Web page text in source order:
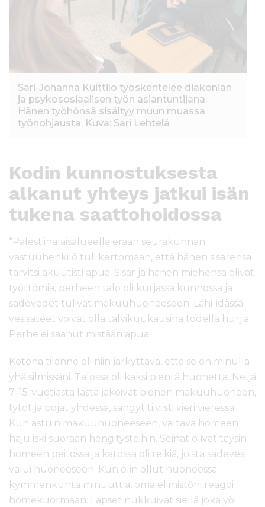
Sari-Johanna Kuittilo työskentelee diakonian
ja psykososiaalisen työn asiantuntijana.
Hänen työhönsä sisältyy muun muassa
työnohjausta. Kuva: Sari Lehtelä
Kodin kunnostuksesta
alkanut yhteys jatkui isän
tukena saattohoidossa
“Palestiinalaisalueella erään seurakunnan
vastuuhenkilö tuli kertomaan, että hänen sisarensa
tarvitsi akuutisti apua. Sisar ja hänen miehensä olivat
työttömiä, perheen talo oli kurjassa kunnossa ja
sadevedet tulivat makuuhuoneeseen. Lähi-idässä
vesisateet voivat olla talvikuukausina todella hurjia.
Perhe ei saanut mistään apua.
Kotona tilanne oli niin järkyttävä, että se on minulla
yhä silmissäni. Talossa oli kaksi pientä huonetta. Neljä
7–15-vuotiasta lasta jakoivat pienen makuuhuoneen,
tytöt ja pojat yhdessä, sängyt tiiviisti vieri vieressä.
Kun astuin makuuhuoneeseen, valtava homeen
haju iski suoraan hengitysteihin. Seinät olivat täysin
homeen peitossa ja katossa oli reikiä, joista sadevesi
valui huoneeseen. Kun olin ollut huoneessa
kymmenkunta minuuttia, oma elimistöni reagoi
homekuormaan. Lapset nukkuivat siellä joka yö!